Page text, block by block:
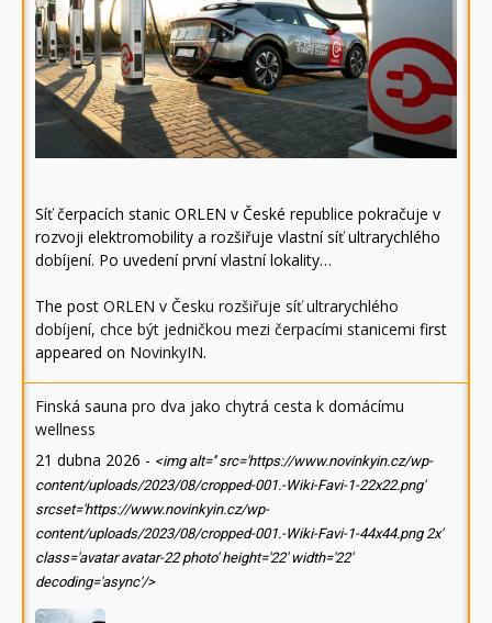
Síť čerpacích stanic ORLEN v České republice pokračuje v
rozvoji elektromobility a rozšiřuje vlastní síť ultrarychlého
dobíjení. Po uvedení první vlastní lokality…
The post ORLEN v Česku rozšiřuje síť ultrarychlého
dobíjení, chce být jedničkou mezi čerpacími stanicemi first
appeared on NovinkyIN.
Finská sauna pro dva jako chytrá cesta k domácímu
wellness
21 dubna 2026 - <img alt='' src='https://www.novinkyin.cz/wp-
content/uploads/2023/08/cropped-001.-Wiki-Favi-1-22x22.png'
srcset='https://www.novinkyin.cz/wp-
content/uploads/2023/08/cropped-001.-Wiki-Favi-1-44x44.png 2x'
class='avatar avatar-22 photo' height='22' width='22'
decoding='async'/>